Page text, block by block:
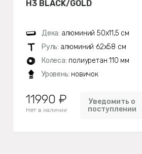
H3 BLACK/GOLD
Дека: алюминий 50х11,5 см
Руль: алюминий 62х58 см
Колеса: полиуретан 110 мм
Уровень: новичок
11990 ₽
Нет в наличии
Уведомить о
поступлении